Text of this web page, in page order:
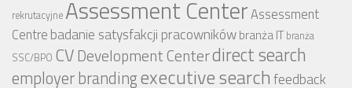
rekrutacyjne Assessment CenterAssessment
Centre badanie satysfakcji pracownikówbranża IT branża
SSC/BPO CV Development Centerdirect search
employer brandingexecutive searchfeedback